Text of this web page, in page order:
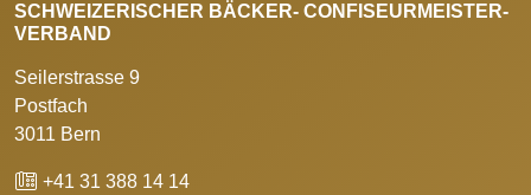
SCHWEIZERISCHER BÄCKER- CONFISEURMEISTER-
VERBAND
Seilerstrasse 9
Postfach
3011 Bern
+41 31 388 14 14